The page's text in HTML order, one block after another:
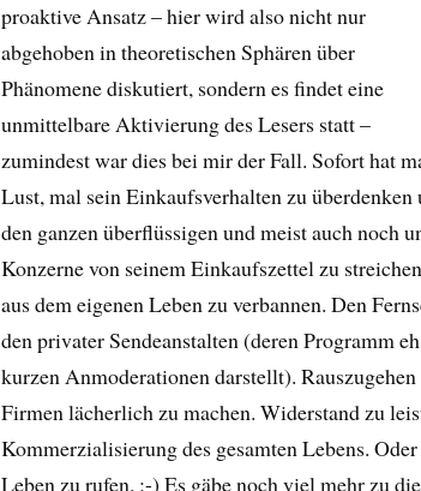
proaktive Ansatz – hier wird also nicht nur
abgehoben in theoretischen Sphären über
Phänomene diskutiert, sondern es findet eine
unmittelbare Aktivierung des Lesers statt –
zumindest war dies bei mir der Fall. Sofort hat
Lust, mal sein Einkaufsverhalten zu überdenken
den ganzen überflüssigen und meist auch noch
Konzerne von seinem Einkaufszettel zu
aus dem eigenen Leben zu verbannen. Den
den privater Sendeanstalten (deren Programm
kurzen Anmoderationen darstellt).
Firmen lächerlich zu machen. Widerstand zu
Kommerzialisierung des gesamten Lebens.
Leben zu rufen. :-) Es gäbe noch viel mehr zu